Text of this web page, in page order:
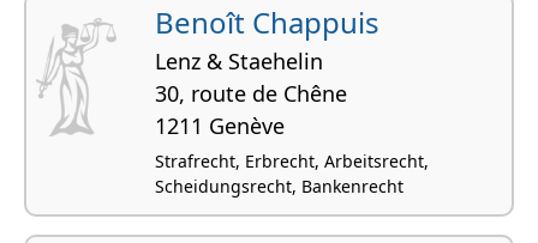
Benoît Chappuis
Lenz & Staehelin
30, route de Chêne
1211 Genève
Strafrecht, Erbrecht, Arbeitsrecht,
Scheidungsrecht, Bankenrecht